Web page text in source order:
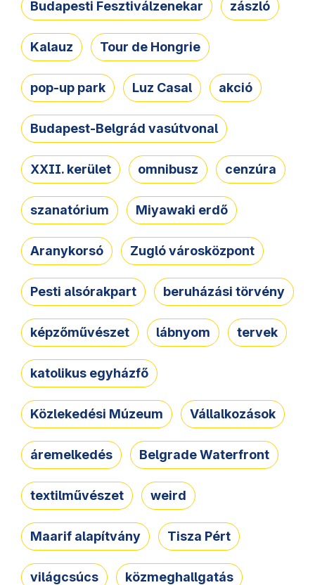
Budapesti Fesztiválzenekar zászló
Kalauz Tour de Hongrie
pop-up park Luz Casal akció
Budapest-Belgrád vasútvonal
XXII. kerület omnibusz cenzúra
szanatórium Miyawaki erdő
Aranykorsó Zugló városközpont
Pesti alsórakpart beruházási törvény
képzőművészet lábnyom tervek
katolikus egyházfő
Közlekedési Múzeum Vállalkozások
áremelkedés Belgrade Waterfront
textilművészet weird
Maarif alapítvány Tisza Pért
világcsúcs közmeghallgatás